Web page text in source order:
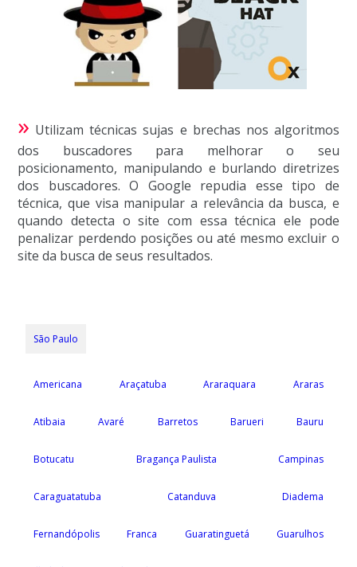
» Utilizam técnicas sujas e brechas nos algoritmos
dos buscadores para melhorar o seu
posicionamento, manipulando e burlando diretrizes
dos buscadores. O Google repudia esse tipo de
técnica, que visa manipular a relevância da busca, e
quando detecta o site com essa técnica ele pode
penalizar perdendo posições ou até mesmo excluir o
site da busca de seus resultados.
São Paulo
Americana Araçatuba Araraquara Araras
Atibaia Avaré Barretos Barueri Bauru
Botucatu Bragança Paulista Campinas
Caraguatatuba Catanduva Diadema
Fernandópolis Franca Guaratinguetá Guarulhos